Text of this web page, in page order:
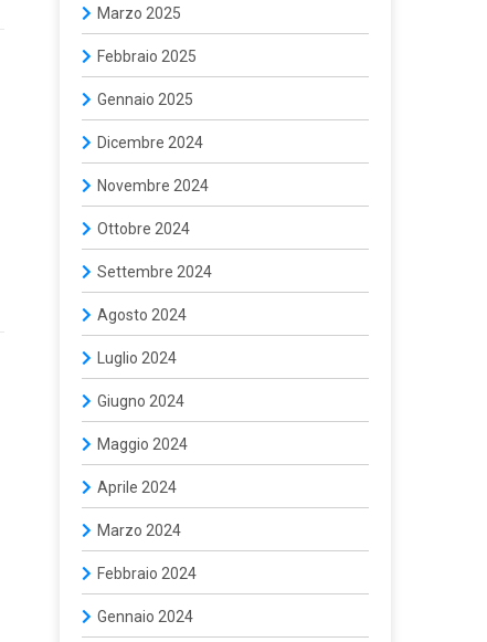
Marzo 2025
Febbraio 2025
Gennaio 2025
Dicembre 2024
Novembre 2024
Ottobre 2024
Settembre 2024
Agosto 2024
Luglio 2024
Giugno 2024
Maggio 2024
Aprile 2024
Marzo 2024
Febbraio 2024
Gennaio 2024